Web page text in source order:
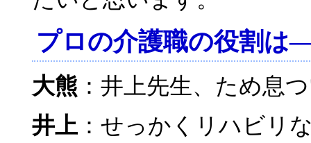
プロの介護職の役割
大熊 ：井上先生、ため息
井上 ：せっかくリハビリ